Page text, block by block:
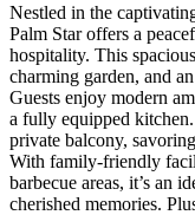
Nestled in the
Palm Star offers a
hospitality. This
charming garden, and
Guests enjoy modern
a fully equipped
private balcony,
With family-friendly
barbecue areas, it’s an
cherished memories.